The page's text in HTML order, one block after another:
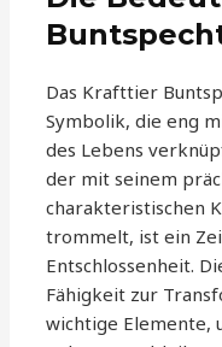
Das Krafttier
Symbolik, die eng
des Lebens
der mit seinem
charakteristischen
trommelt, ist ein
Entschlossenheit.
Fähigkeit zur
wichtige Elemente,